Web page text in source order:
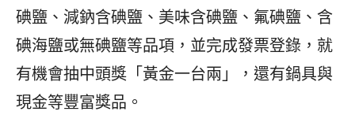
碘鹽、減鈉含碘鹽、美味含碘鹽、氟碘鹽、含
碘海鹽或無碘鹽等品項，並完成發票登錄，就
有機會抽中頭獎「黃金一台兩」，還有鍋具與
現金等豐富獎品。